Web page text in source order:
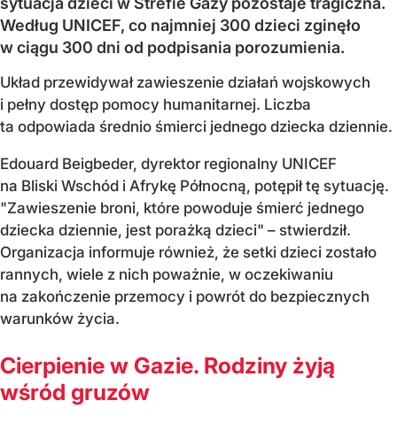
Według UNICEF, co najmniej 300 dzieci zginęło
w ciągu 300 dni od podpisania porozumienia.
Układ przewidywał zawieszenie działań wojskowych
i pełny dostęp pomocy humanitarnej. Liczba
ta odpowiada średnio śmierci jednego dziecka dziennie.
Edouard Beigbeder, dyrektor regionalny UNICEF
na Bliski Wschód i Afrykę Północną, potępił tę sytuację.
"Zawieszenie broni, które powoduje śmierć jednego
dziecka dziennie, jest porażką dzieci" – stwierdził.
Organizacja informuje również, że setki dzieci zostało
rannych, wiele z nich poważnie, w oczekiwaniu
na zakończenie przemocy i powrót do bezpiecznych
warunków życia.
Cierpienie w Gazie. Rodziny żyją
wśród gruzów